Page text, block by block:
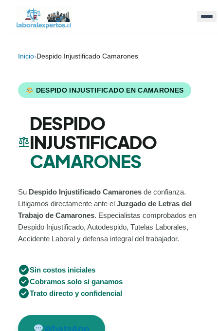
Inicio›Despido Injustificado Camarones
DESPIDO INJUSTIFICADO EN CAMARONES
balance
DESPIDO
INJUSTIFICADO
CAMARONES
Su Despido Injustificado Camarones de confianza.
Litigamos directamente ante elJuzgado de Letras del
Trabajo de Camarones. Especialistas comprobados en
Despido Injustificado, Autodespido, Tutelas Laborales,
Accidente Laboral y defensa integral del trabajador.
check_circleSin costos iniciales
check_circleCobramos solo si ganamos
check_circleTrato directo y confidencial
WhatsApp